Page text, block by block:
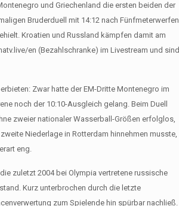
und Griechenland die ersten beiden der
Bruderduell mit 14:12 nach Fünfmeterwerfen
Kroatien und Russland kämpfen damit am
en (Bezahlschranke) im Livestream und sind
Zwar hatte der EM-Dritte Montenegro im
noch der 10:10-Ausgleich gelang. Beim Duell
zweier nationaler Wasserball-Größen erfolglos,
Niederlage in Rotterdam hinnehmen musste,
eng.
zuletzt 2004 bei Olympia vertretene russische
Kurz unterbrochen durch die letzte
zum Spielende hin spürbar nachließ.